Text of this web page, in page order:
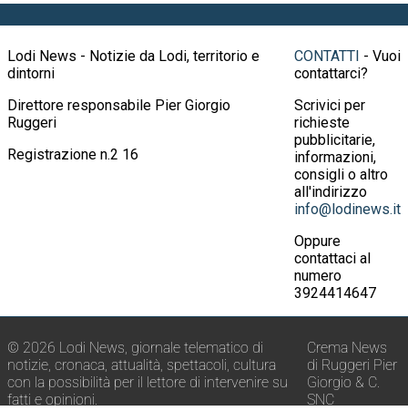
Lodi News - Notizie da Lodi, territorio e
dintorni
Direttore responsabile Pier Giorgio
Ruggeri
Registrazione n.2 16
CONTATTI - Vuoi
contattarci?
Scrivici per
richieste
pubblicitarie,
informazioni,
consigli o altro
all'indirizzo
info@lodinews.it
Oppure
contattaci al
numero
3924414647
© 2026 Lodi News, giornale telematico di
notizie, cronaca, attualità, spettacoli, cultura
con la possibilità per il lettore di intervenire su
fatti e opinioni.
Crema News
di Ruggeri Pier
Giorgio & C.
SNC